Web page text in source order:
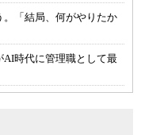
「結局、何がやりたか
時代に管理職として最